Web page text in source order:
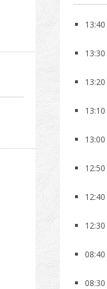
13:40
13:30
13:20
13:10
13:00
12:50
12:40
12:30
08:40
08:30